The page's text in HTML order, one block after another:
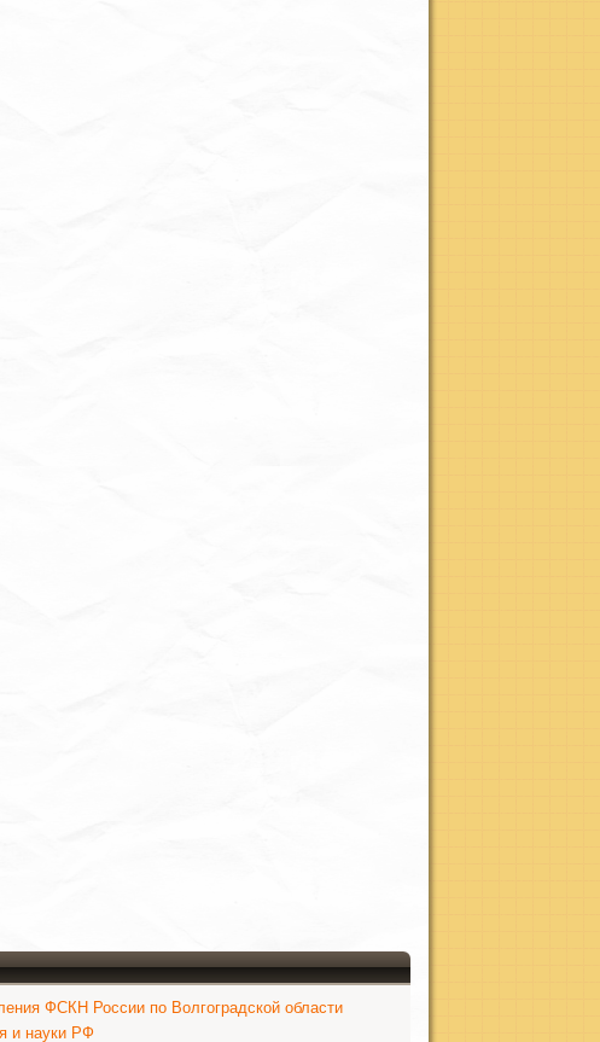
ФСКН России по Волгоградской области
и науки РФ